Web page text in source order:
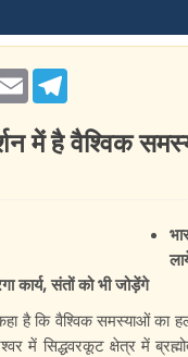
Email
में है वैश्व‍िक
कार्य, संतों को भी जोड़ेंगे
है कि वैश्व‍िक समस्याओं का
में सिद्धवरकूट क्षेत्र में